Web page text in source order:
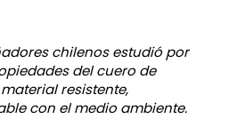
chilenos estudió por
del cuero de
resistente,
con el medio ambiente.